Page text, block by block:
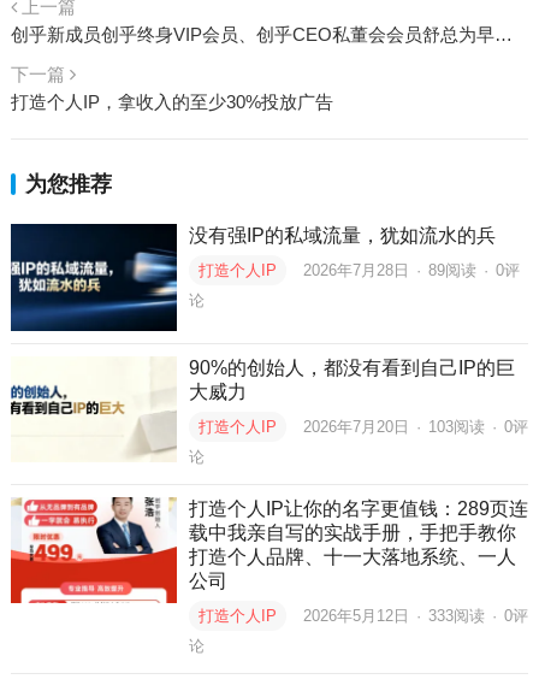
上一篇
创乎新成员创乎终身VIP会员、创乎CEO私董会会员舒总为早期创业者及创业团队提供全模块投后支持
下一篇
打造个人IP，拿收入的至少30%投放广告
为您推荐
没有强IP的私域流量，犹如流水的兵
打造个人IP 2026年7月28日 · 89阅读 · 0评
论
90%的创始人，都没有看到自己IP的巨
大威力
打造个人IP 2026年7月20日 · 103阅读 · 0评
论
打造个人IP让你的名字更值钱：289页连
载中我亲自写的实战手册，手把手教你
打造个人品牌、十一大落地系统、一人
公司
打造个人IP 2026年5月12日 · 333阅读 · 0评
论